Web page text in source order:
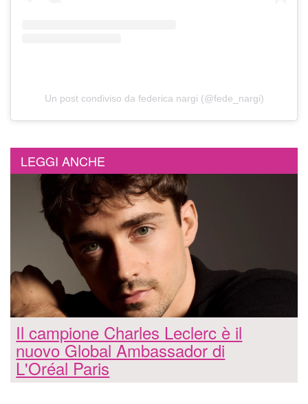
Un post condiviso da federica nargi (@fede_nargi)
LEGGI ANCHE
Il campione Charles Leclerc è il
nuovo Global Ambassador di
L'Oréal Paris